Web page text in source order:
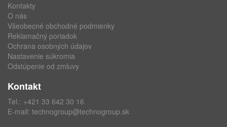
Kontakty
O nás
Všeobecné obchodné podmienky
Reklamačný poriadok
Ochrana osobných údajov
Nastavenie súkromia
Odstúpenie od zmluvy
Kontakt
Tel.: +421 33 642 30 16
E-mail: technogroup@technogroup.sk